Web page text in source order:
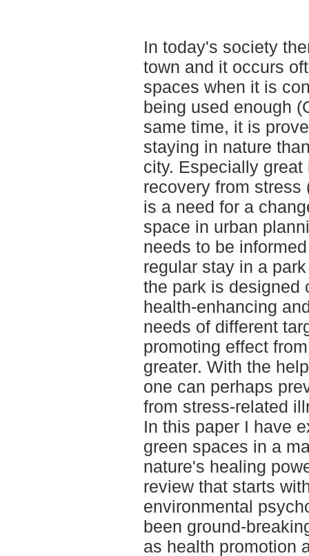
In today's society
town and it occurs
spaces when it is
being used enough
same time, it is
staying in nature
city. Especially
recovery from stress
is a need for a
space in urban
needs to be
regular stay in a
the park is designed
health-enhancing
needs of different
promoting effect
greater. With the
one can perhaps
from stress-related
In this paper I have
green spaces in a
nature's healing
review that starts
environmental
been ground-
as health promotion